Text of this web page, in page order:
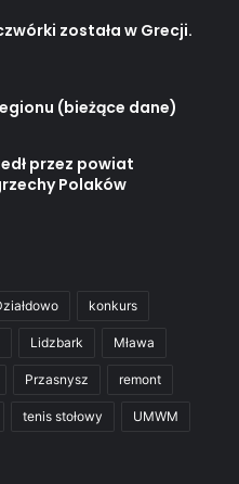
została w Grecji.
(bieżące dane)
przez powiat
Polaków
konkurs
Lidzbark Mława
Przasnysz remont
tenis stołowy UMWM